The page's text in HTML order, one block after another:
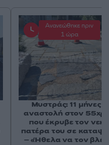
Ανανεώθηκε πριν
1 ώρα
Μυστράς: 11 μήνες
αναστολή στον
που έκρυβε τον
πατέρα του σε
– «Ήθελα να τον